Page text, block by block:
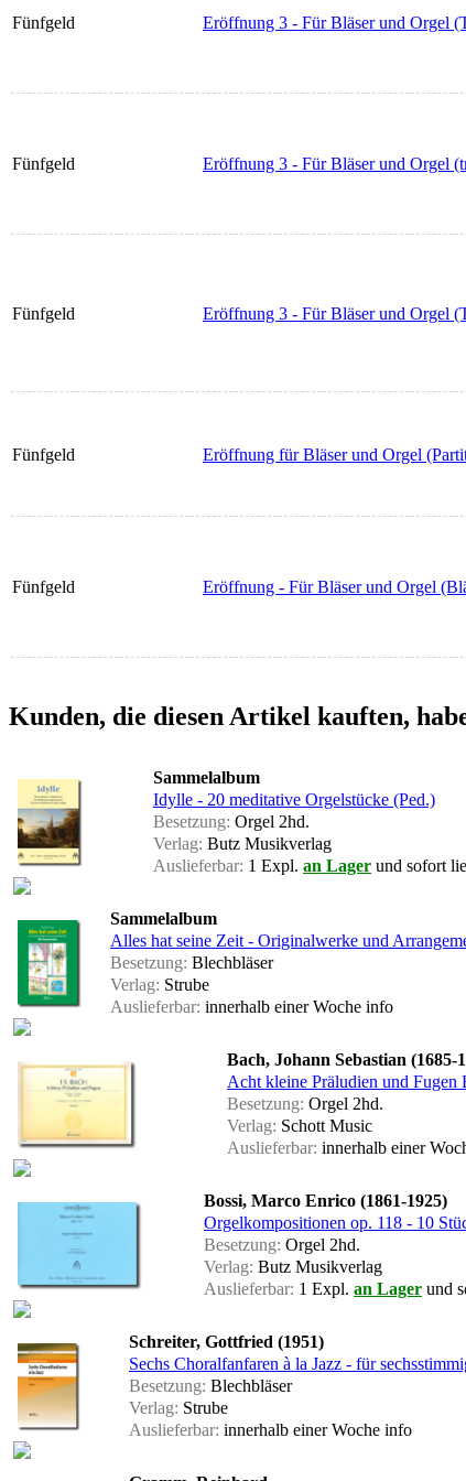
Fünfgeld Eröffnung 3 - Für Bläser und Orgel
Fünfgeld Eröffnung 3 - Für Bläser und Orgel
Fünfgeld Eröffnung 3 - Für Bläser und Orgel
Fünfgeld Eröffnung für Bläser und Orgel
Fünfgeld Eröffnung - Für Bläser und Orgel
Kunden, die diesen Artikel kauften,
Sammelalbum
Idylle - 20 meditative Orgelstücke (Ped.)
Besetzung: Orgel 2hd.
Verlag: Butz Musikverlag
Auslieferbar: 1 Expl. an Lager und sofort
Sammelalbum
Alles hat seine Zeit - Originalwerke und
Besetzung: Blechbläser
Verlag: Strube
Auslieferbar: innerhalb einer Woche info
Bach, Johann Sebastian (1685-
Acht kleine Präludien und
Besetzung: Orgel 2hd.
Verlag: Schott Music
Auslieferbar: innerhalb einer
Bossi, Marco Enrico (1861-1925)
Orgelkompositionen op. 118 - 10
Besetzung: Orgel 2hd.
Verlag: Butz Musikverlag
Auslieferbar: 1 Expl. an Lager und
Schreiter, Gottfried (1951)
Sechs Choralfanfaren à la Jazz - für
Besetzung: Blechbläser
Verlag: Strube
Auslieferbar: innerhalb einer Woche info